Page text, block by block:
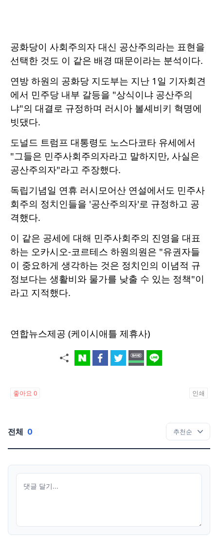
공화당이 사회주의자 대신 공산주의라는 표현을
선택한 것도 이 같은 배경 때문이라는 분석이다.
연방 하원의 공화당 지도부는 지난 1일 기자회견
에서 민주당 내부 갈등을 "상식이냐 공산주의
냐"의 대결로 규정하며 러시아 볼셰비키 혁명에
빗댔다.
도널드 트럼프 대통령도 노스다코타 유세에서
"그들은 민주사회주의자라고 말하지만, 사실은
공산주의자"라고 주장했다.
독립기념일 연휴 러시모어산 연설에서도 민주사
회주의 정치인들을 '공산주의자'로 규정하고 공
격했다.
이 같은 공세에 대해 민주사회주의 진영을 대표
하는 오카시오-코르테스 하원의원은 "유권자들
이 중요하게 생각하는 것은 정치인의 이념적 규
정보다는 생활비와 물가를 낮출 수 있는 정책"이
라고 지적했다.
연합뉴스제공 (케이시애틀 제휴사)
좋아요 0 인쇄
전체 0